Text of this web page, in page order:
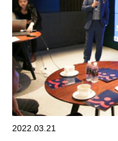
2022.03.21